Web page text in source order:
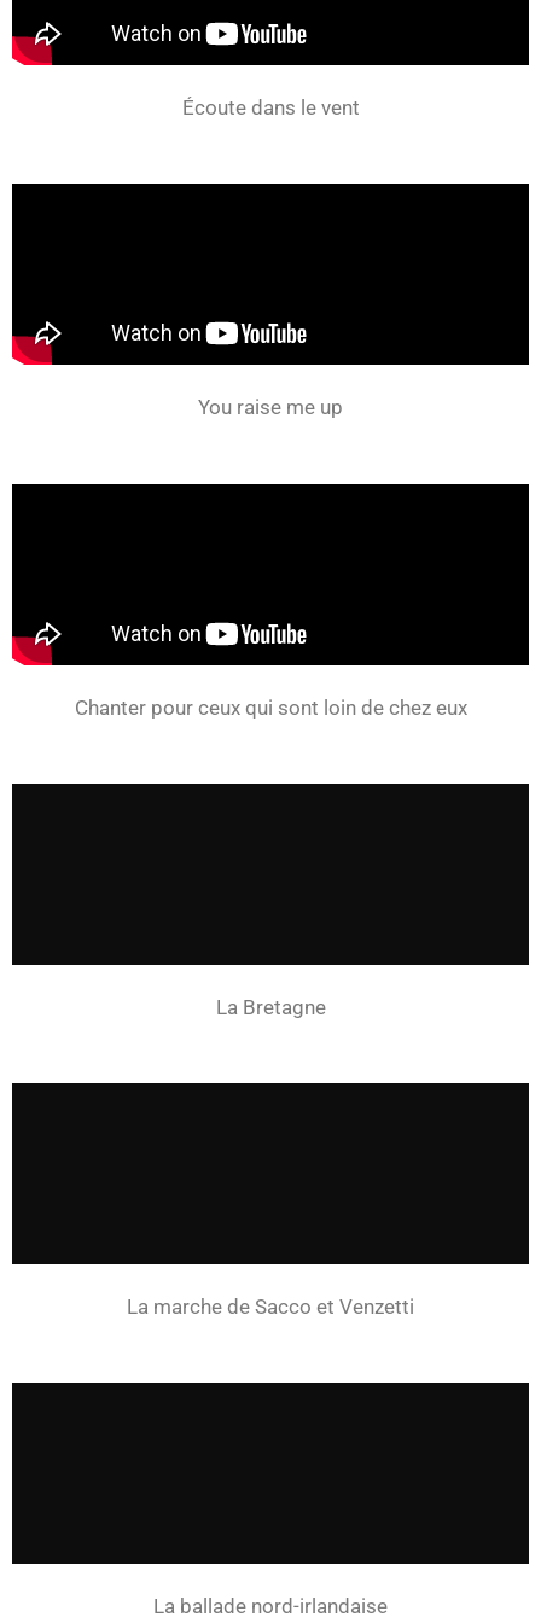
Écoute dans le vent
You raise me up
Chanter pour ceux qui sont loin de chez eux
La Bretagne
La marche de Sacco et Venzetti
La ballade nord-irlandaise